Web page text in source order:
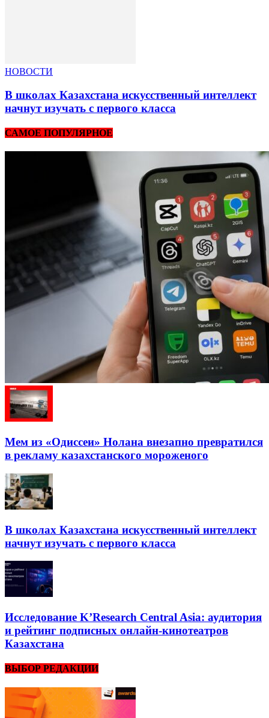
НОВОСТИ
В школах Казахстана искусственный интеллект
начнут изучать с первого класса
САМОЕ ПОПУЛЯРНОЕ
Мем из «Одиссеи» Нолана внезапно превратился
в рекламу казахстанского мороженого
В школах Казахстана искусственный интеллект
начнут изучать с первого класса
Исследование K’Research Central Asia: аудитория
и рейтинг подписных онлайн-кинотеатров
Казахстана
ВЫБОР РЕДАКЦИИ